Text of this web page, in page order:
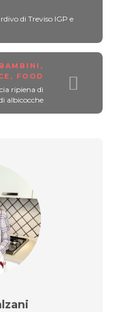
di Treviso IGP e
,
, FOOD
ripiena di
albicocche